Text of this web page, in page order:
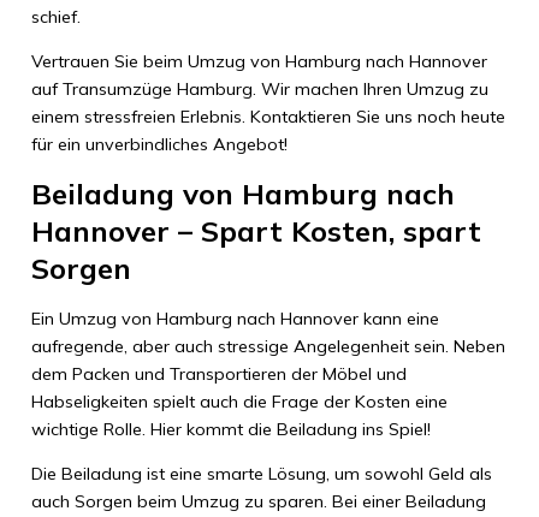
schief.
Vertrauen Sie beim Umzug von Hamburg nach Hannover
auf Transumzüge Hamburg. Wir machen Ihren Umzug zu
einem stressfreien Erlebnis. Kontaktieren Sie uns noch heute
für ein unverbindliches Angebot!
Beiladung von Hamburg nach
Hannover – Spart Kosten, spart
Sorgen
Ein Umzug von Hamburg nach Hannover kann eine
aufregende, aber auch stressige Angelegenheit sein. Neben
dem Packen und Transportieren der Möbel und
Habseligkeiten spielt auch die Frage der Kosten eine
wichtige Rolle. Hier kommt die Beiladung ins Spiel!
Die Beiladung ist eine smarte Lösung, um sowohl Geld als
auch Sorgen beim Umzug zu sparen. Bei einer Beiladung